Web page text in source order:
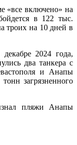
«все включено» на
в 122 тыс.
троих на 10 дней в
2024 года,
два танкера с
и Анапы
загрязненного
пляжи Анапы